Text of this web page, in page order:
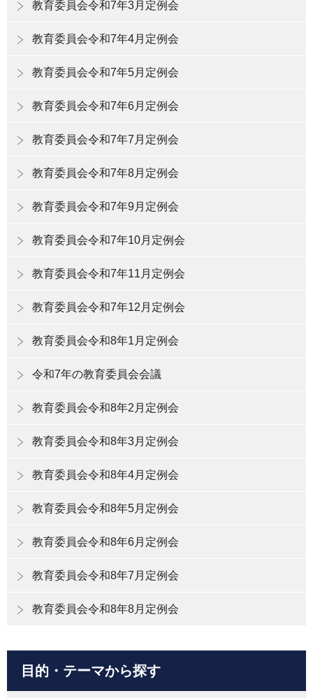
教育委員会令和7年3月定例会
教育委員会令和7年4月定例会
教育委員会令和7年5月定例会
教育委員会令和7年6月定例会
教育委員会令和7年7月定例会
教育委員会令和7年8月定例会
教育委員会令和7年9月定例会
教育委員会令和7年10月定例会
教育委員会令和7年11月定例会
教育委員会令和7年12月定例会
教育委員会令和8年1月定例会
令和7年の教育委員会会議
教育委員会令和8年2月定例会
教育委員会令和8年3月定例会
教育委員会令和8年4月定例会
教育委員会令和8年5月定例会
教育委員会令和8年6月定例会
教育委員会令和8年7月定例会
教育委員会令和8年8月定例会
目的・テーマから探す